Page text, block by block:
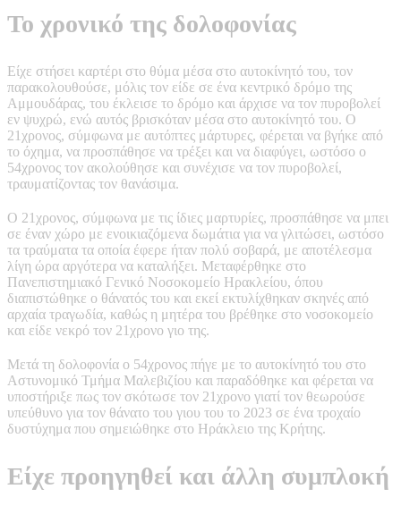
Το χρονικό της δολοφονίας
Είχε στήσει καρτέρι στο θύμα μέσα στο αυτοκίνητό του, τον
παρακολουθούσε, μόλις τον είδε σε ένα κεντρικό δρόμο της
Αμμουδάρας, του έκλεισε το δρόμο και άρχισε να τον πυροβολεί
εν ψυχρώ, ενώ αυτός βρισκόταν μέσα στο αυτοκίνητό του. Ο
21χρονος, σύμφωνα με αυτόπτες μάρτυρες, φέρεται να βγήκε από
το όχημα, να προσπάθησε να τρέξει και να διαφύγει, ωστόσο ο
54χρονος τον ακολούθησε και συνέχισε να τον πυροβολεί,
τραυματίζοντας τον θανάσιμα.
Ο 21χρονος, σύμφωνα με τις ίδιες μαρτυρίες, προσπάθησε να μπει
σε έναν χώρο με ενοικιαζόμενα δωμάτια για να γλιτώσει, ωστόσο
τα τραύματα τα οποία έφερε ήταν πολύ σοβαρά, με αποτέλεσμα
λίγη ώρα αργότερα να καταλήξει. Μεταφέρθηκε στο
Πανεπιστημιακό Γενικό Νοσοκομείο Ηρακλείου, όπου
διαπιστώθηκε ο θάνατός του και εκεί εκτυλίχθηκαν σκηνές από
αρχαία τραγωδία, καθώς η μητέρα του βρέθηκε στο νοσοκομείο
και είδε νεκρό τον 21χρονο γιο της.
Μετά τη δολοφονία ο 54χρονος πήγε με το αυτοκίνητό του στο
Αστυνομικό Τμήμα Μαλεβιζίου και παραδόθηκε και φέρεται να
υποστήριξε πως τον σκότωσε τον 21χρονο γιατί τον θεωρούσε
υπεύθυνο για τον θάνατο του γιου του το 2023 σε ένα τροχαίο
δυστύχημα που σημειώθηκε στο Ηράκλειο της Κρήτης.
Είχε προηγηθεί και άλλη συμπλοκή